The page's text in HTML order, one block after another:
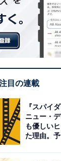
きましょう。
、ポイントが
もあります。
目の連載
『スパイ
ニュー・
も優しい
た理由。